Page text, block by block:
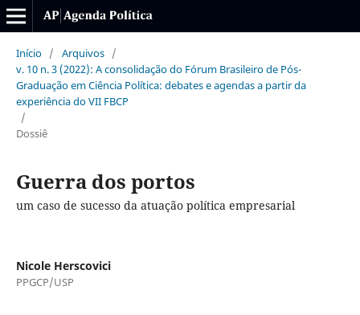
Início / Arquivos /
v. 10 n. 3 (2022): A consolidação do Fórum Brasileiro de Pós-
Graduação em Ciência Política: debates e agendas a partir da
experiência do VII FBCP
/
Dossiê
Guerra dos portos
um caso de sucesso da atuação política empresarial
Nicole Herscovici
PPGCP/USP